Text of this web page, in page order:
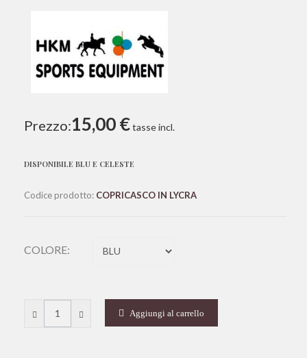
Prezzo:15,00 €tasse incl.
DISPONIBILE BLU E CELESTE
Codice prodotto: COPRICASCO IN LYCRA
COLORE:
Aggiungi al carrello